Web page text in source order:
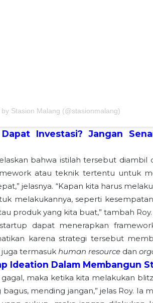
Stasion Malang (@stasionmalang)
Investasi? Jangan
bahwa istilah tersebut diambil
atau teknik tertentu untuk
jelasnya. “Kapan kita harus
melakukannya, seperti
produk yang kita buat,” tambah Roy.
dapat menerapkan
karena strategi tersebut
termasuk human resource dan
Ideation Dalam Membangun
maka ketika kita melakukan
mending jangan,” jelas Roy. Ia